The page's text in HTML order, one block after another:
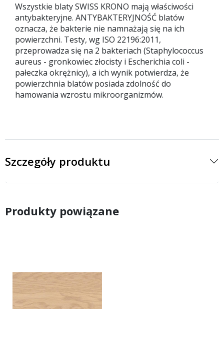
Wszystkie blaty SWISS KRONO mają właściwości
antybakteryjne. ANTYBAKTERYJNOŚĆ blatów
oznacza, że bakterie nie namnażają się na ich
powierzchni. Testy, wg ISO 22196:2011,
przeprowadza się na 2 bakteriach (Staphylococcus
aureus - gronkowiec złocisty i Escherichia coli -
pałeczka okrężnicy), a ich wynik potwierdza, że
powierzchnia blatów posiada zdolność do
hamowania wzrostu mikroorganizmów.
Szczegóły produktu
Produkty powiązane